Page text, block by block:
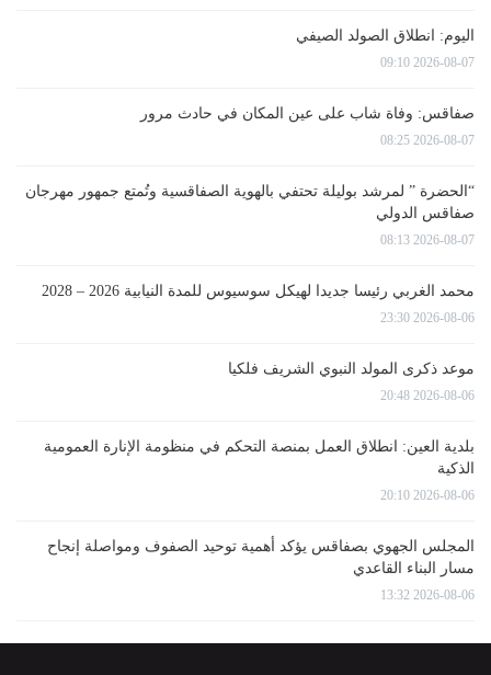
اليوم: انطلاق الصولد الصيفي
2026-08-07 09:10
صفاقس: وفاة شاب على عين المكان في حادث مرور
2026-08-07 08:25
“الحضرة ” لمرشد بوليلة تحتفي بالهوية الصفاقسية وتُمتع جمهور مهرجان
صفاقس الدولي
2026-08-07 08:13
محمد الغربي رئيسا جديدا لهيكل سوسيوس للمدة النيابية 2026 – 2028
2026-08-06 23:30
موعد ذكرى المولد النبوي الشريف فلكيا
2026-08-06 20:48
بلدية العين: انطلاق العمل بمنصة التحكم في منظومة الإنارة العمومية
الذكية
2026-08-06 20:10
المجلس الجهوي بصفاقس يؤكد أهمية توحيد الصفوف ومواصلة إنجاح
مسار البناء القاعدي
2026-08-06 13:32